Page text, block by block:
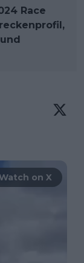
Race
on X